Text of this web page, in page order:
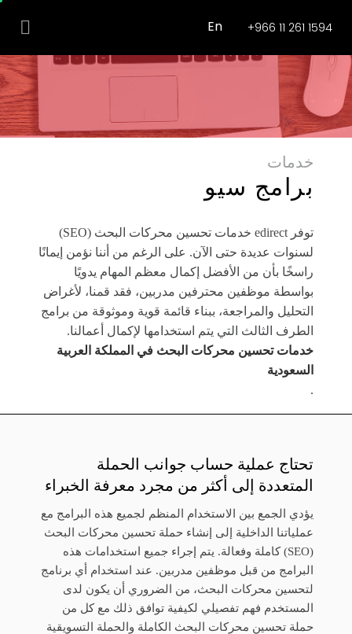
+966 11 261 1594
En
خدمات
برامج سيو
توفر edirect خدمات تحسين محركات البحث (SEO)
لسنوات عديدة حتى الآن. على الرغم من أننا نؤمن إيمانًا
راسخًا بأن من الأفضل إكمال معظم المهام يدويًا
بواسطة موظفين محترفين مدربين، فقد قمنا، لأغراض
التحليل والمراجعة، ببناء قائمة قوية وموثوقة من برامج
الطرف الثالث التي يتم استخدامها لإكمال أعمالنا.
خدمات تحسين محركات البحث في المملكة العربية
السعودية
.
تحتاج عملية حساب جوانب الحملة
المتعددة إلى أكثر من مجرد معرفة الخبراء
يؤدي الجمع بين الاستخدام المنظم لجميع هذه البرامج مع
عملياتنا الداخلية إلى إنشاء حملة تحسين محركات البحث
(SEO) كاملة وفعالة. يتم إجراء جميع استخدامات هذه
البرامج من قبل موظفين مدربين. عند استخدام أي برنامج
لتحسين محركات البحث، من الضروري أن يكون لدى
المستخدم فهم تفصيلي لكيفية توافق ذلك مع كل من
حملة تحسين محركات البحث الكاملة والحملة التسويقية